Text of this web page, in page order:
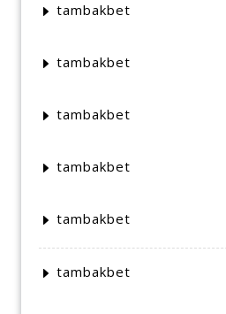
tambakbet
tambakbet
tambakbet
tambakbet
tambakbet
tambakbet